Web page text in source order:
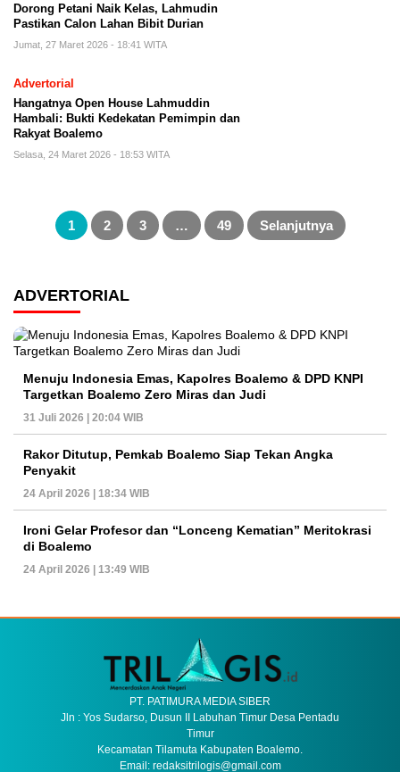
Dorong Petani Naik Kelas, Lahmudin
Pastikan Calon Lahan Bibit Durian
Jumat, 27 Maret 2026 - 18:41 WITA
Advertorial
Hangatnya Open House Lahmuddin
Hambali: Bukti Kedekatan Pemimpin dan
Rakyat Boalemo
Selasa, 24 Maret 2026 - 18:53 WITA
Paginasi
pos1 2 3 … 49 Selanjutnya
ADVERTORIAL
Menuju Indonesia Emas, Kapolres Boalemo & DPD KNPI
Targetkan Boalemo Zero Miras dan Judi
31 Juli 2026 | 20:04 WIB
Rakor Ditutup, Pemkab Boalemo Siap Tekan Angka
Penyakit
24 April 2026 | 18:34 WIB
Ironi Gelar Profesor dan “Lonceng Kematian” Meritokrasi
di Boalemo
24 April 2026 | 13:49 WIB
PT. PATIMURA MEDIA SIBER
Jln : Yos Sudarso, Dusun II Labuhan Timur Desa Pentadu
Timur
Kecamatan Tilamuta Kabupaten Boalemo.
Email: redaksitrilogis@gmail.com